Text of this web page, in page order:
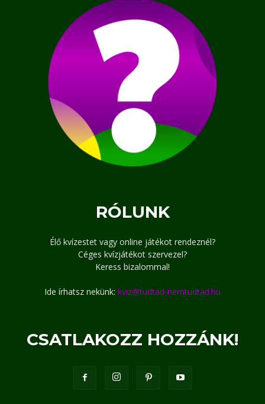
RÓLUNK
Élő kvízestet vagy online játékot rendeznél?
Céges kvízjátékot szervezel?
Keress bizalommal!
Ide írhatsz nekünk: kviz@tudtad-nemtudtad.hu
CSATLAKOZZ HOZZÁNK!